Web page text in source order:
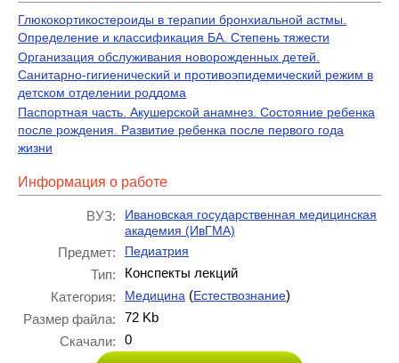
Глюкокортикостероиды в терапии бронхиальной астмы.
Определение и классификация БА. Степень тяжести
Организация обслуживания новорожденных детей.
Санитарно-гигиенический и противоэпидемический режим в
детском отделении роддома
Паспортная часть. Акушерской анамнез. Состояние ребенка
после рождения. Развитие ребенка после первого года
жизни
Информация о работе
ВУЗ:
Ивановская государственная медицинская
академия (ИвГМА)
Предмет: Педиатрия
Тип:
Конспекты лекций
Категория:
Медицина (Естествознание)
Размер файла:
72 Kb
Скачали:
0